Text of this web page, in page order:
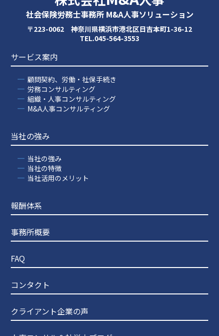
社会保険労務士事務所 M&A人事ソリューション
〒223-0062 神奈川県横浜市港北区日吉本町1-36-12
TEL.045-564-3553
サービス案内
顧問契約、労働・社保手続き
労務コンサルティング
組織・人事コンサルティング
M&A人事コンサルティング
当社の強み
当社の強み
当社の特徴
当社活用のメリット
報酬体系
事務所概要
FAQ
コンタクト
クライアント企業の声